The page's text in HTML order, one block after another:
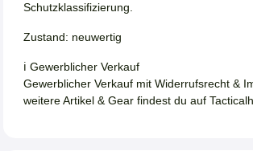
Schutzklassifizierung.
Zustand: neuwertig
ℹ️ Gewerblicher Verkauf
Gewerblicher Verkauf mit Widerrufsrecht &
weitere Artikel & Gear findest du auf